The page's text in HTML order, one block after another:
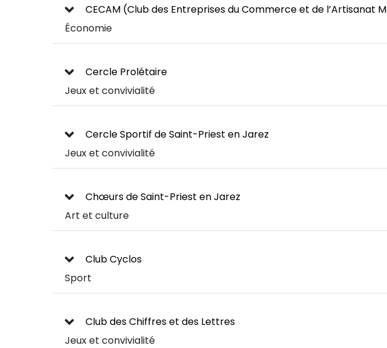
CECAM (Club des Entreprises du Commerce et de l’Artisanat
Économie
Cercle Prolétaire
Jeux et convivialité
Cercle Sportif de Saint-Priest en Jarez
Jeux et convivialité
Chœurs de Saint-Priest en Jarez
Art et culture
Club Cyclos
Sport
Club des Chiffres et des Lettres
Jeux et convivialité